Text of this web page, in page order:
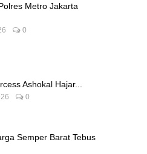
Metro Jakarta
0
Ashokal Hajar...
0
Semper Barat Tebus